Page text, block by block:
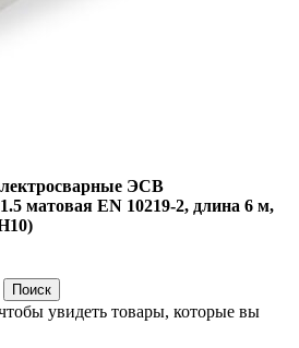
ЭСВ
матовая EN 10219-2, длина 6 м,
Поиск
увидеть товары, которые вы